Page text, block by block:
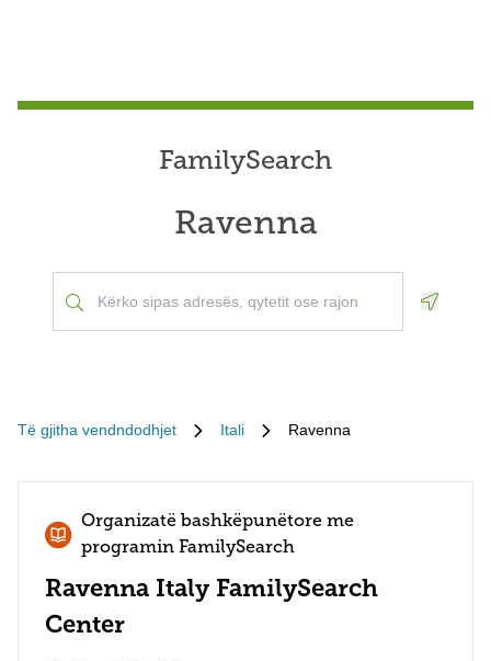
FamilySearch
Ravenna
Të gjitha vendndodhjet Itali Ravenna
Organizatë bashkëpunëtore me
programin FamilySearch
Ravenna Italy FamilySearch
Center